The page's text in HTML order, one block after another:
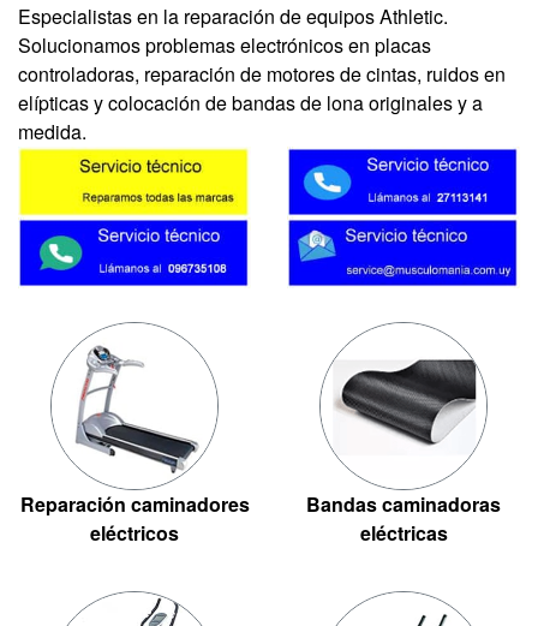
Especialistas en la reparación de equipos Athletic.
Solucionamos problemas electrónicos en placas
controladoras, reparación de motores de cintas, ruidos en
elípticas y colocación de bandas de lona originales y a
medida.
Reparación caminadores
eléctricos
Bandas caminadoras
eléctricas